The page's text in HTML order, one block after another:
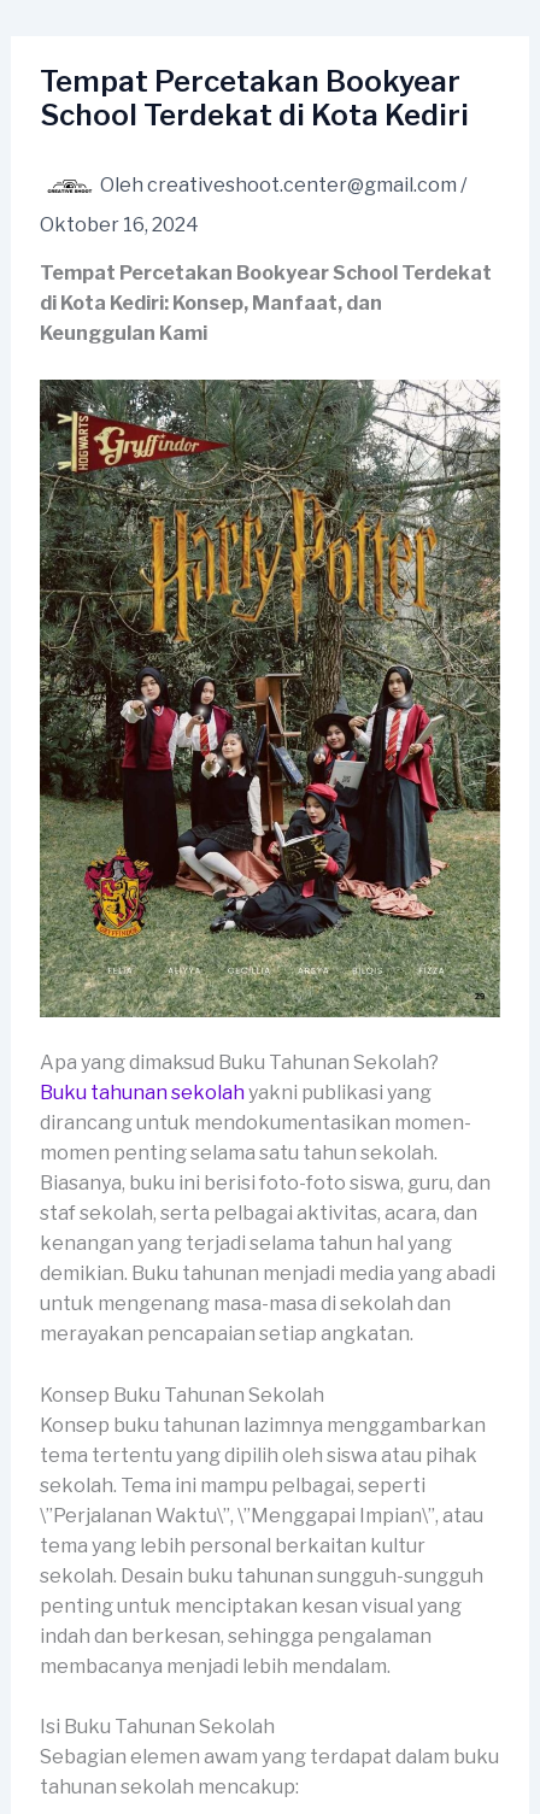
kontenTempat Percetakan Bookyear
School Terdekat di Kota Kediri
Oleh creativeshoot.center@gmail.com /
Oktober 16, 2024
Tempat Percetakan Bookyear School Terdekat
di Kota Kediri: Konsep, Manfaat, dan
Keunggulan Kami
Apa yang dimaksud Buku Tahunan Sekolah?
Buku tahunan sekolahyakni publikasi yang
dirancang untuk mendokumentasikan momen-
momen penting selama satu tahun sekolah.
Biasanya, buku ini berisi foto-foto siswa, guru, dan
staf sekolah, serta pelbagai aktivitas, acara, dan
kenangan yang terjadi selama tahun hal yang
demikian. Buku tahunan menjadi media yang abadi
untuk mengenang masa-masa di sekolah dan
merayakan pencapaian setiap angkatan.
Konsep Buku Tahunan Sekolah
Konsep buku tahunan lazimnya menggambarkan
tema tertentu yang dipilih oleh siswa atau pihak
sekolah. Tema ini mampu pelbagai, seperti
\”Perjalanan Waktu\”, \”Menggapai Impian\”, atau
tema yang lebih personal berkaitan kultur
sekolah. Desain buku tahunan sungguh-sungguh
penting untuk menciptakan kesan visual yang
indah dan berkesan, sehingga pengalaman
membacanya menjadi lebih mendalam.
Isi Buku Tahunan Sekolah
Sebagian elemen awam yang terdapat dalam buku
tahunan sekolah mencakup: